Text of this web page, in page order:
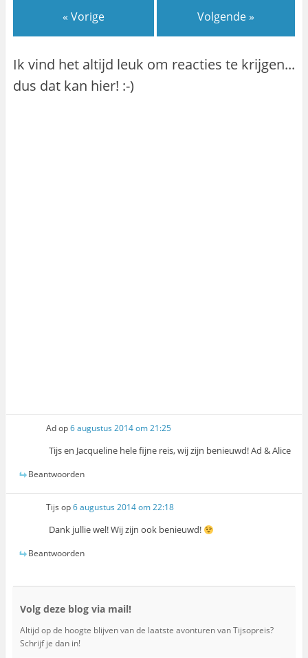
« Vorige Volgende »
Ik vind het altijd leuk om reacties te krijgen...
dus dat kan hier! :-)
Adop6 augustus 2014 om 21:25
Tijs en Jacqueline hele fijne reis, wij zijn benieuwd! Ad & Alice
Beantwoorden
Tijs op6 augustus 2014 om 22:18
Dank jullie wel! Wij zijn ook benieuwd!
Beantwoorden
Volg deze blog via mail!
Altijd op de hoogte blijven van de laatste avonturen van Tijsopreis?
Schrijf je dan in!